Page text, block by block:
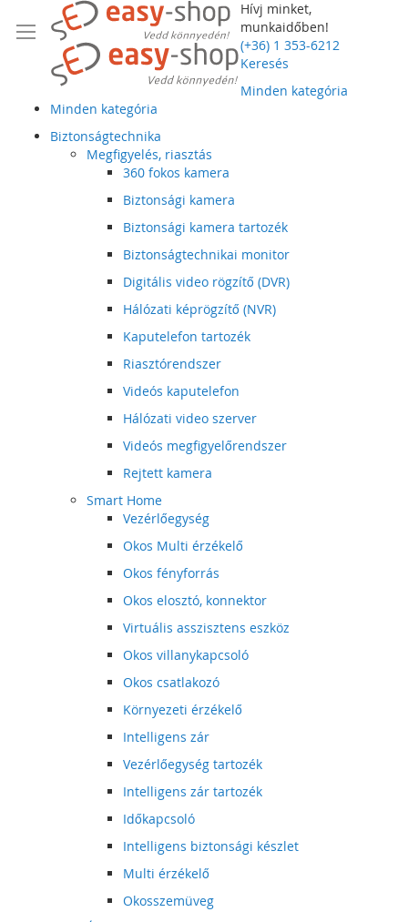
Hívj minket,
munkaidőben!
(+36) 1 353-6212
Keresés
Minden kategória
Minden kategória
Biztonságtechnika
Megfigyelés, riasztás
360 fokos kamera
Biztonsági kamera
Biztonsági kamera tartozék
Biztonságtechnikai monitor
Digitális video rögzítő (DVR)
Hálózati képrögzítő (NVR)
Kaputelefon tartozék
Riasztórendszer
Videós kaputelefon
Hálózati video szerver
Videós megfigyelőrendszer
Rejtett kamera
Smart Home
Vezérlőegység
Okos Multi érzékelő
Okos fényforrás
Okos elosztó, konnektor
Virtuális asszisztens eszköz
Okos villanykapcsoló
Okos csatlakozó
Környezeti érzékelő
Intelligens zár
Vezérlőegység tartozék
Intelligens zár tartozék
Időkapcsoló
Intelligens biztonsági készlet
Multi érzékelő
Okosszemüveg